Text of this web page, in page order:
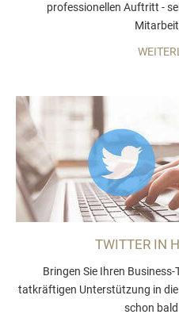
professionellen Auftritt -
TWITTER IN
Bringen Sie Ihren
tatkräftigen Unterstützung in
schon